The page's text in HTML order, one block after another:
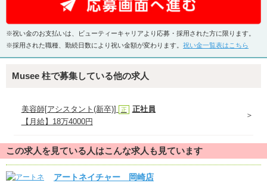
※祝い金のお支払いは、ビューティーキャリアより応募・採用された方に限ります。
※採用された職種、勤続日数により祝い金額が変わります。 祝い金一覧表はこちら
Musee 柱で募集している他の求人
美容師[アシスタント(新卒)] 正
正社員
【月給】18万4000円
この求人を見ている人はこんな求人も見ています
アートネイチャー 岡崎店